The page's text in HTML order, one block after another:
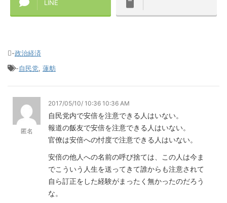
LINE
-政治経済
-自民党, 蓮舫
匿名
2017/05/10/ 10:36 10:36 AM
自民党内で安倍を注意できる人はいない。
報道の飯友で安倍を注意できる人はいない。
官僚は安倍への忖度で注意できる人はいない。
安倍の他人への名前の呼び捨ては、この人は今ま
でこういう人生を送ってきて誰からも注意されて
自ら訂正をした経験がまったく無かったのだろう
な。